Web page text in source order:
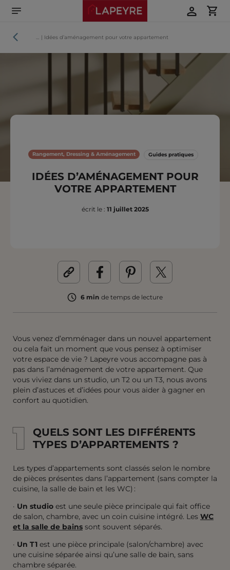
directement
contenu
Guides
pratiques
| Idées d’aménagement pour votre appartement
Rangement, Dressing & Aménagement Guides pratiques
IDÉES D’AMÉNAGEMENT POUR
VOTRE APPARTEMENT
écrit le : 11 juillet 2025
6 min de temps de lecture
Vous venez d’emménager dans un nouvel appartement
ou cela fait un moment que vous pensez à optimiser
votre espace de vie ? Lapeyre vous accompagne pas à
pas dans l’aménagement de votre appartement. Que
vous viviez dans un studio, un T2 ou un T3, nous avons
plein d’astuces et d’idées pour vous aider à gagner en
confort au quotidien.
1
1
QUELS SONT LES DIFFÉRENTS
TYPES D’APPARTEMENTS ?
Les types d’appartements sont classés selon le nombre
de pièces présentes dans l’appartement (sans compter la
cuisine, la salle de bain et les WC) :
· Un studio est une seule pièce principale qui fait office
de salon, chambre, avec un coin cuisine intégré. Les WC
et la salle de bains sont souvent séparés.
· Un T1 est une pièce principale (salon/chambre) avec
une cuisine séparée ainsi qu’une salle de bain, sans
chambre séparée.